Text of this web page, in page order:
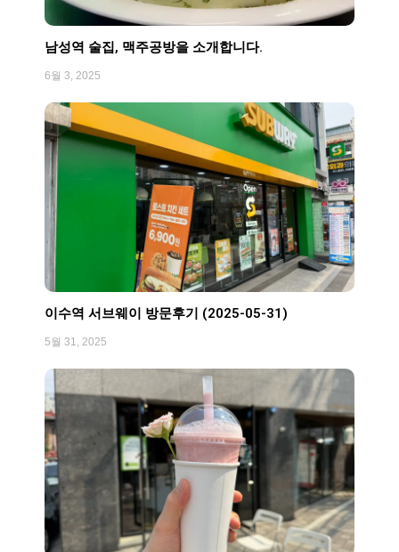
남성역 술집, 맥주공방을 소개합니다.
6월 3, 2025
이수역 서브웨이 방문후기 (2025-05-31)
5월 31, 2025